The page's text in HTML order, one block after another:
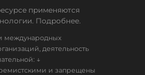
применяются
Подробнее.
международных
деятельность
↓
и запрещены